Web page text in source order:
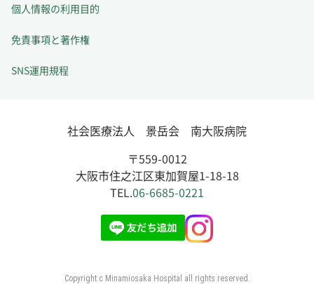
個人情報の利用目的
免責事項と著作権
SNS運用規程
社会医療法人 景岳会 南大阪病院
〒559-0012
大阪市住之江区東加賀屋1-18-18
TEL.06-6685-0221
Copyright c Minamiosaka Hospital all rights reserved.